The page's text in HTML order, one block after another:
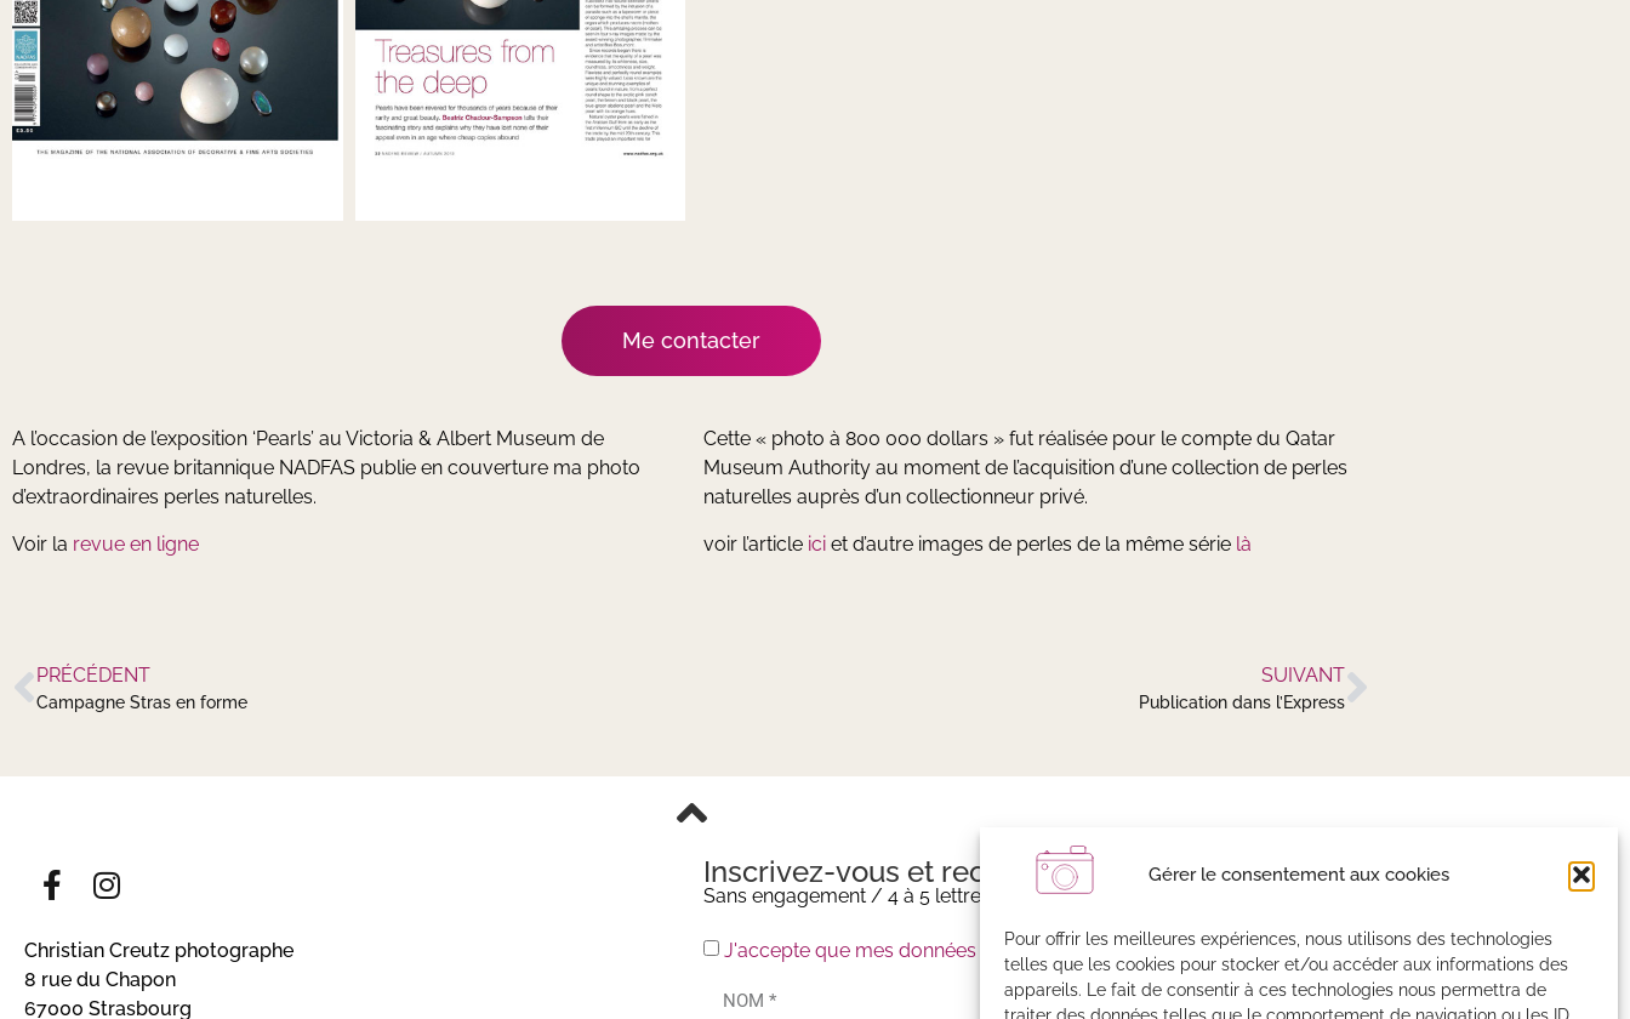
Gérer le consentement aux cookies
Pour offrir les meilleures expériences, nous utilisons des technologies
telles que les cookies pour stocker et/ou accéder aux informations des
appareils. Le fait de consentir à ces technologies nous permettra de
Me contacter
A l’occasion de l’exposition ‘Pearls’ au Victoria & Albert Museum de
Londres, la revue britannique NADFAS publie en couverture ma photo
d’extraordinaires perles naturelles.
Voir la revue en ligne
Cette « photo à 800 000 dollars » fut réalisée pour le compte du Qatar
Museum Authority au moment de l’acquisition d’une collection de perles
naturelles auprès d’un collectionneur privé.
voir l’article ici et d’autre images de perles de la même série là
PRÉCÉDENT
Campagne Stras en forme
SUIVANT
Publication dans l’Express
Christian Creutz photographe
8 rue du Chapon
67000 Strasbourg
Inscrivez-vous et recevez mon actualité
Sans engagement / 4 à 5 lettres par an
J'accepte que mes données soient enregistrées par MailChimp